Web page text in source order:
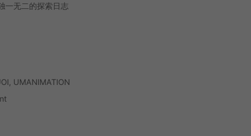
一无二的探索日志
UMANIMATION